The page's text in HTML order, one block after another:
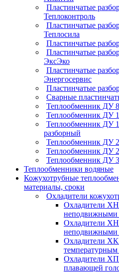
Пластинчатые
Теплоконтроль
Пластинчатые
Теплосила
Пластинчатые
Пластинчатые
ЭксЭко
Пластинчатые
Энергосервис
Пластинчатые
Сварные
Теплообменник ДУ
Теплообменник ДУ
Теплообменник ДУ
разборный
Теплообменник ДУ
Теплообменник ДУ
Теплообменник ДУ
Теплообменники водяные
Кожухотрубные
материалы, сроки
Охладители
Охладители
неподвижными
Охладители
неподвижными
Охладители
Охладители
плавающей